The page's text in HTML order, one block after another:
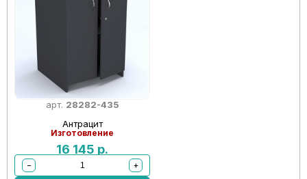
арт. 28282-435
Антрацит
Изготовление
16 145 р.
−
+